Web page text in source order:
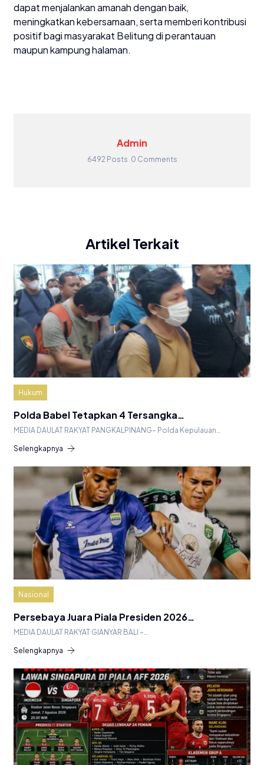
dapat menjalankan amanah dengan baik,
meningkatkan kebersamaan, serta memberi kontribusi
positif bagi masyarakat Belitung di perantauan
maupun kampung halaman.
Admin
6492 Posts 0 Comments
Artikel Terkait
Hukum
Polda Babel Tetapkan 4 Tersangka…
MEDIA DAULAT RAKYAT PANGKALPINANG– Polda Kepulauan…
Selengkapnya
Nasional
Persebaya Juara Piala Presiden 2026…
MEDIA DAULAT RAKYAT GIANYAR BALI –…
Selengkapnya